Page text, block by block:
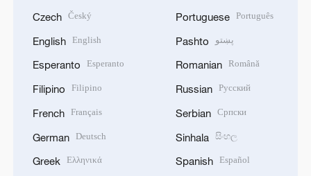
Czech Český
English English
Esperanto Esperanto
Filipino Filipino
French Français
German Deutsch
Greek Ελληνικά
Portuguese Português
Pashto پښتو
Romanian Română
Russian Русский
Serbian Српски
Sinhala සිංහල
Spanish Español